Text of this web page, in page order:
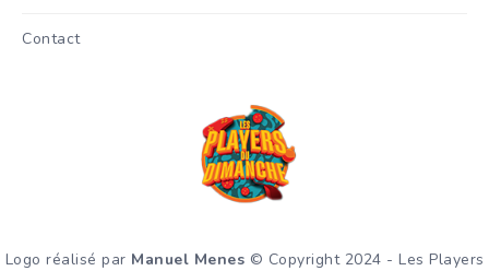
Contact
Logo réalisé par Manuel Menes © Copyright 2024 - Les Players